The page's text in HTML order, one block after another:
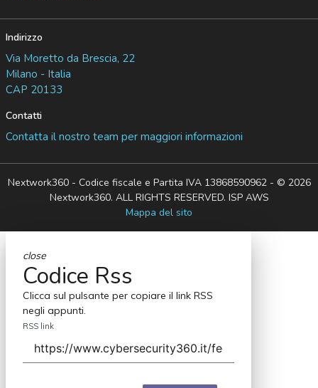
Indirizzo
Via Moretto da Brescia, 22
Milano - Italia
CAP 20133
Contatti
Contatta il nostro team per maggiori informazioni
Nextwork360 - Codice fiscale e Partita IVA 13868590962 - © 2026
Nextwork360. ALL RIGHTS RESERVED. ISP AWS
Mappa del sito
close
Codice Rss
Clicca sul pulsante per copiare il link RSS
negli appunti.
RSS link